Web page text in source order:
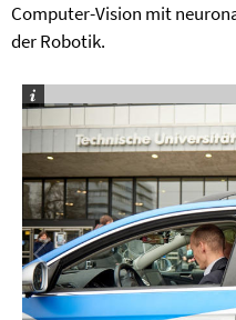
Computer-Vision mit
der Robotik.